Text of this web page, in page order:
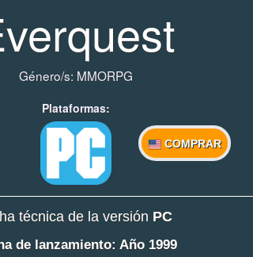
Género/s: MMORPG
Plataformas:
COMPRAR
técnica de la versión PC
de lanzamiento: Año 1999